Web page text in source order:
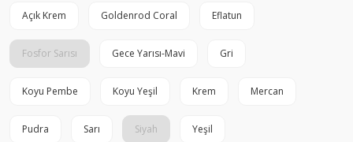
Açık Krem Goldenrod Coral Eflatun
Fosfor Sarısı Gece Yarısı-Mavi Gri
Koyu Pembe Koyu Yeşil Krem Mercan
Pudra Sarı Siyah Yeşil